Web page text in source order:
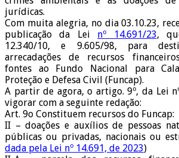
jurídicas.
Com muita alegria, no dia 03.10.23,
publicação da Lei nº 14.691/23,
12.340/10, e 9.605/98, para
arrecadações de recursos
fontes ao Fundo Nacional para
Proteção e Defesa Civil (Funcap).
A partir de agora, o artigo. 9º, da Lei
vigorar com a seguinte redação:
Art. 9o Constituem recursos do Funcap:
II – doações e auxílios de pessoas
públicas ou privadas, nacionais ou
dada pela Lei nº 14.691, de 2023)